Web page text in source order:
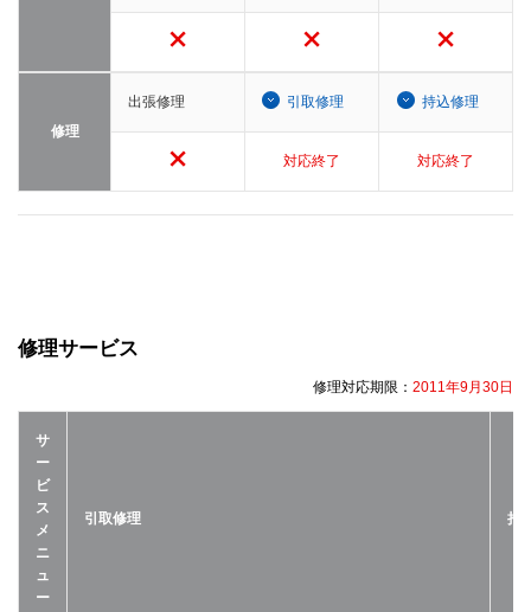
修理
出張修理 引取修理 持込修理
対応終了 対応終了
修理サービス
修理対応期限： 2011年9月30日
サ
ー
ビ
ス
メ
ニ
ュ
ー
引取修理 持